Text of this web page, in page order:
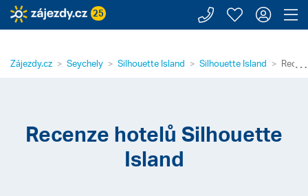
25 Zavolejte
Moje
⋯
Zájezdy.cz Seychely Silhouette Island Silhouette Island
Recenze hotelů Silhouette
Island